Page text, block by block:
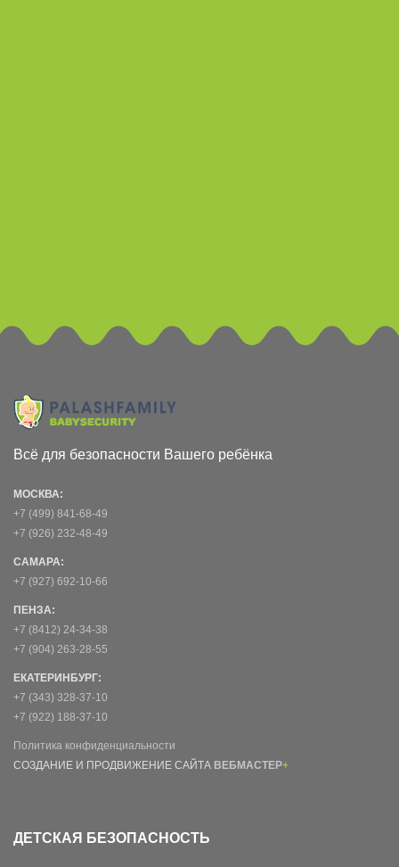
Всё для безопасности Вашего ребёнка
МОСКВА:
+7 (499) 841-68-49
+7 (926) 232-48-49
САМАРА:
+7 (927) 692-10-66
ПЕНЗА:
+7 (8412) 24-34-38
+7 (904) 263-28-55
ЕКАТЕРИНБУРГ:
+7 (343) 328-37-10
+7 (922) 188-37-10
Политика конфиденциальности
СОЗДАНИЕ И ПРОДВИЖЕНИЕ САЙТА ВЕБМАСТЕР+
ДЕТСКАЯ БЕЗОПАСНОСТЬ